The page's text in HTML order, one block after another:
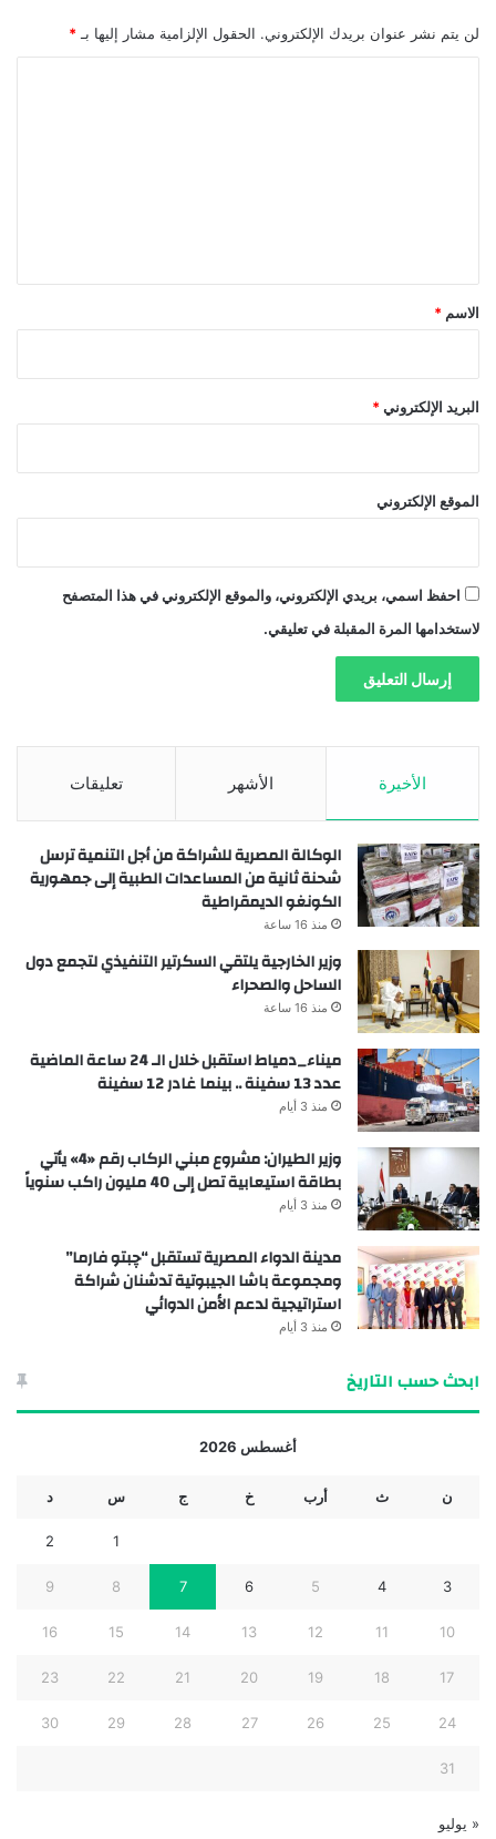
لن يتم نشر عنوان بريدك الإلكتروني. الحقول الإلزامية مشار إليها بـ *
*
الاسم *
البريد الإلكتروني *
الموقع الإلكتروني
احفظ اسمي، بريدي الإلكتروني، والموقع الإلكتروني في هذا المتصفح
لاستخدامها المرة المقبلة في تعليقي.
الأخيرة الأشهر تعليقات
الوكالة المصرية للشراكة من أجل التنمية ترسل
شحنة ثانية من المساعدات الطبية إلى جمهورية
الكونغو الديمقراطية
منذ 16 ساعة
وزير الخارجية يلتقي السكرتير التنفيذي لتجمع دول
الساحل والصحراء
منذ 16 ساعة
ميناء_دمياط استقبل خلال الـ 24 ساعة الماضية
عدد 13 سفينة .. بينما غادر 12 سفينة
منذ 3 أيام
وزير الطيران: مشروع مبني الركاب رقم «4» يأتي
بطاقة استيعابية تصل إلى 40 مليون راكب سنوياً
منذ 3 أيام
مدينة الدواء المصرية تستقبل “چبتو فارما”
ومجموعة باشا الجيبوتية تدشنان شراكة
استراتيجية لدعم الأمن الدوائي
منذ 3 أيام
ابحث حسب التاريخ
أغسطس 2026
ن ث أرب خ ج س د
1
2
3
4
5
6
7
8
9
10
11
12
13
14
15
16
17
18
19
20
21
22
23
24
25
26
27
28
29
30
31
« يوليو